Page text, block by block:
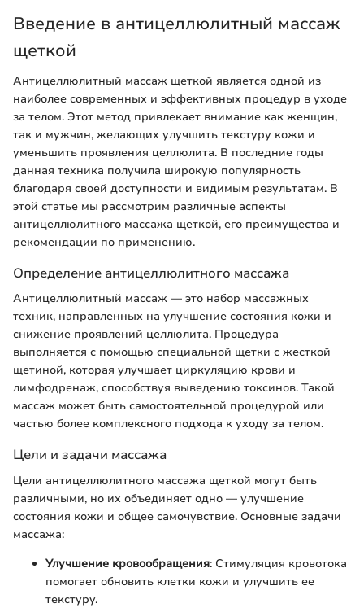
Введение в антицеллюлитный массаж
щеткой
Антицеллюлитный массаж щеткой является одной из
наиболее современных и эффективных процедур в уходе
за телом. Этот метод привлекает внимание как женщин,
так и мужчин, желающих улучшить текстуру кожи и
уменьшить проявления целлюлита. В последние годы
данная техника получила широкую популярность
благодаря своей доступности и видимым результатам. В
этой статье мы рассмотрим различные аспекты
антицеллюлитного массажа щеткой, его преимущества и
рекомендации по применению.
Определение антицеллюлитного массажа
Антицеллюлитный массаж — это набор массажных
техник, направленных на улучшение состояния кожи и
снижение проявлений целлюлита. Процедура
выполняется с помощью специальной щетки с жесткой
щетиной, которая улучшает циркуляцию крови и
лимфодренаж, способствуя выведению токсинов. Такой
массаж может быть самостоятельной процедурой или
частью более комплексного подхода к уходу за телом.
Цели и задачи массажа
Цели антицеллюлитного массажа щеткой могут быть
различными, но их объединяет одно — улучшение
состояния кожи и общее самочувствие. Основные задачи
массажа:
Улучшение кровообращения: Стимуляция кровотока
помогает обновить клетки кожи и улучшить ее
текстуру.